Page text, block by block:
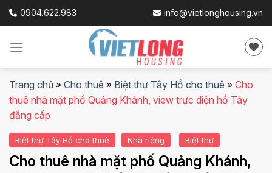
Skip
0904.622.983 info@vietlonghousing.vn
Trang chủ » Cho thuê » Biệt thự Tây Hồ cho thuê » Cho
thuê nhà mặt phố Quảng Khánh, view trực diện hồ Tây
đẳng cấp
Biệt thự Tây Hồ cho thuê Nhà riêng Biệt thự
Cho thuê nhà mặt phố Quảng Khánh,